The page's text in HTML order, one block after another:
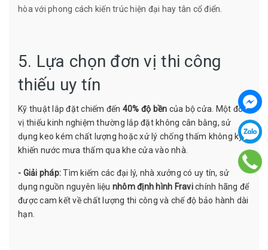
hòa với phong cách kiến trúc hiện đại hay tân cổ điển.
5. Lựa chọn đơn vị thi công
thiếu uy tín
Kỹ thuật lắp đặt chiếm đến 40% độ bền của bộ cửa. Một đơn
vị thiếu kinh nghiệm thường lắp đặt không cân bằng, sử
dụng keo kém chất lượng hoặc xử lý chống thấm không kỹ,
khiến nước mưa thấm qua khe cửa vào nhà.
- Giải pháp:Tìm kiếm các đại lý, nhà xưởng có uy tín, sử
dụng nguồn nguyên liệu nhôm định hình Fravichính hãng để
được cam kết về chất lượng thi công và chế độ bảo hành dài
hạn.